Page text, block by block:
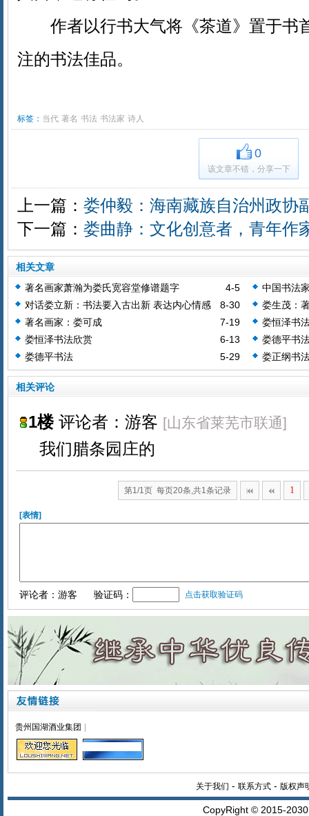
作者以行书大气将《茶道》置于书
注的书法佳品。
标签： 当代 著名 书法 书法家 诗人
0
该文章不错，分享一下
上一篇： 娄仲毅：海南藏族自治州政协
下一篇： 娄曲静：文化创意者，青年作
相关文章
4-5
著名画家萧瀚为娄氏宽容堂修谱题字
中国书法
8-30
对话娄立新：书法要入古出新 表达内心情感
娄生茂：
7-19
著名画家：娄可成
娄恒泽书
同梦美
6-13
娄恒泽书法欣赏
娄德平书
5-29
娄德平书法 娄正纲书
相关评论
1楼评论者：游客 [山东省莱芜市联通]
我们腊条园庄的
第1/1页 每页20条,共1条记录 1
[表情]
评论者：游客 验证码： 点击获取验证码
贵州国湖酒业集团 |
关于我们 - 联系方式- 版权声
CopyRight © 2015-